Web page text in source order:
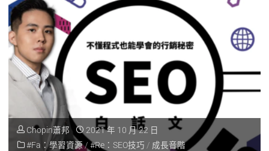
Chopin蕭邦
2021 年 10 月 22 日
#Fa：學習資源/ #Re：SEO技巧 / 成長音階